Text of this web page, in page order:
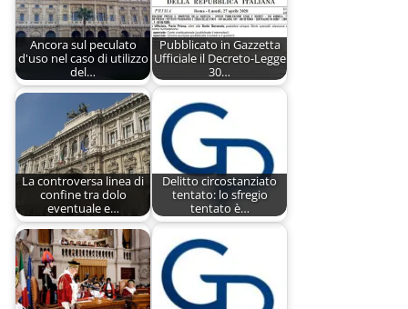
Ancora sul peculato
d'uso nel caso di utilizzo
del…
Pubblicato in Gazzetta
Ufficiale il Decreto-Legge
30…
La controversa linea di
confine tra dolo
eventuale e…
Delitto circostanziato
tentato: lo sfregio
tentato è…